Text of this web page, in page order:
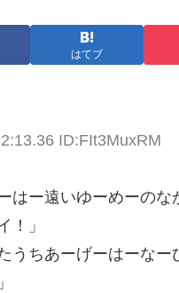
はてブ
ID:FIt3MuxRM
はー遠いゆーめーのな
！」
うちあーげーはーなー